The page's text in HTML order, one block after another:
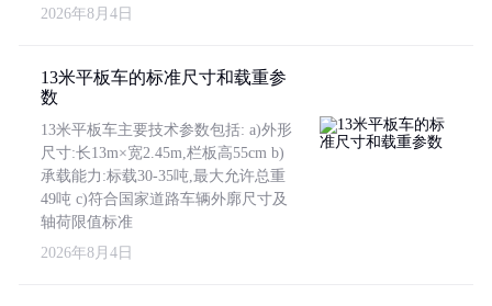
2026年8月4日
13米平板车的标准尺寸和载重参
数
13米平板车主要技术参数包括: a)外形
尺寸:长13m×宽2.45m,栏板高55cm b)
承载能力:标载30-35吨,最大允许总重
49吨 c)符合国家道路车辆外廓尺寸及
轴荷限值标准
2026年8月4日